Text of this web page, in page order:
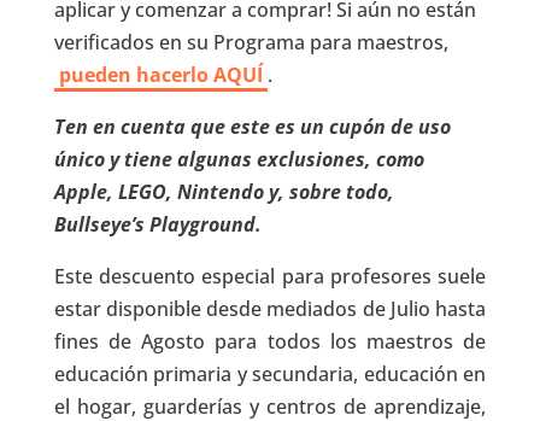
aplicar y comenzar a comprar! Si aún no están
verificados en su Programa para maestros,
pueden hacerlo AQUÍ .
Ten en cuenta que este es un cupón de uso
único y tiene algunas exclusiones, como
Apple, LEGO, Nintendo y, sobre todo,
Bullseye’s Playground.
Este descuento especial para profesores suele
estar disponible desde mediados de Julio hasta
fines de Agosto para todos los maestros de
educación primaria y secundaria, educación en
el hogar, guarderías y centros de aprendizaje,